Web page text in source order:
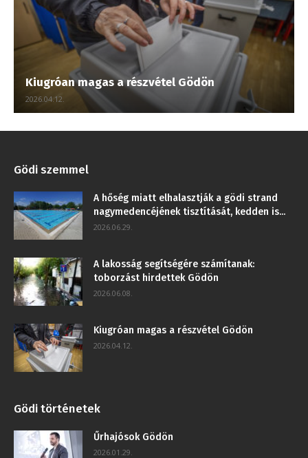
Kiugróan magas a részvétel Gödön
2026.04.12.
Gödi szemmel
A hőség miatt elhalasztják a gödi strand
nagymedencéjének tisztítását, kedden is...
2026.06.29.
A lakosság segítségére számítanak:
toborzást hirdettek Gödön
2026.06.08.
Kiugróan magas a részvétel Gödön
2026.04.12.
Gödi történetek
Űrhajósok Gödön
2026.01.29.